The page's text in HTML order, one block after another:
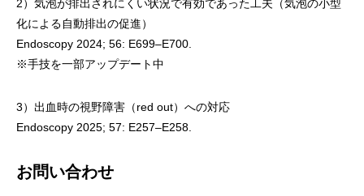
2）気泡が排出されにくい状況で有効であった工夫（気泡の小型
化による自動排出の促進）
Endoscopy 2024; 56: E699–E700.
※手技を一部アップデート中
3）出血時の視野障害（red out）への対応
Endoscopy 2025; 57: E257–E258.
お問い合わせ